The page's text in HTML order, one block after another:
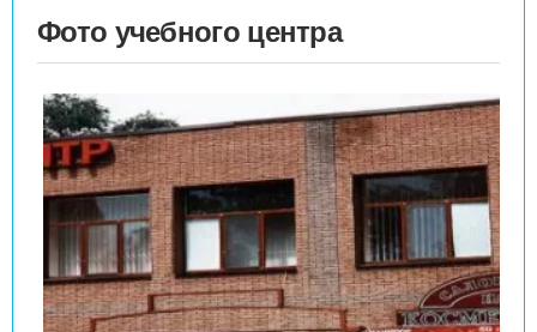
Фото учебного центра